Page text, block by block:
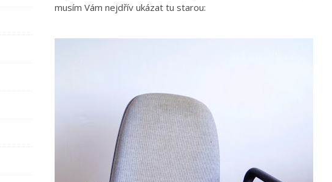
musím Vám nejdřív ukázat tu starou: